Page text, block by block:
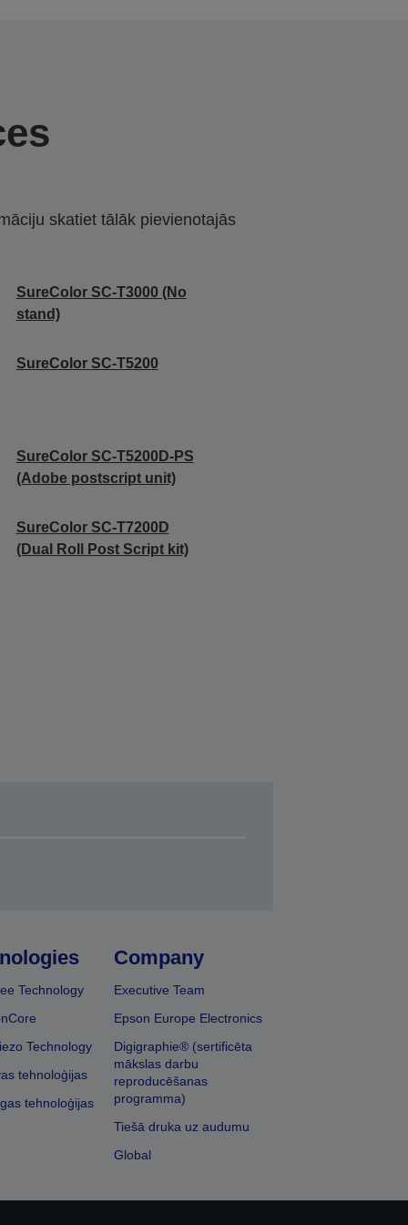
skatiet tālāk pievienotajās
SureColor SC-T3000 (No
stand)
SureColor SC-T5200
SureColor SC-T5200D-PS
(Adobe postscript unit)
SureColor SC-T7200D
(Dual Roll Post Script kit)
Technology
Technology
tehnoloģijas
tehnoloģijas
Company
Executive Team
Epson Europe Electronics
Digigraphie® (sertificēta
mākslas darbu
reproducēšanas
programma)
Tiešā druka uz audumu
Global